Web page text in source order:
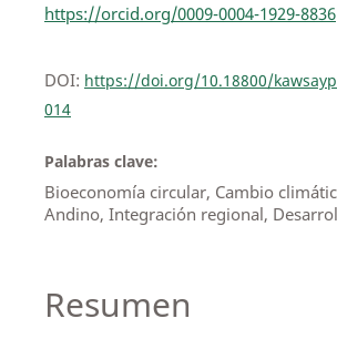
https://orcid.org/0009-0004-1929-8836
DOI: https://doi.org/10.18800/
014
Palabras clave:
Bioeconomía circular, Cambio
Andino, Integración regional,
Resumen